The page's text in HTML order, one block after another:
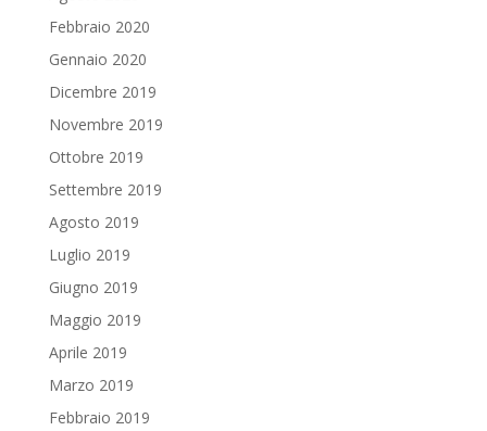
Febbraio 2020
Gennaio 2020
Dicembre 2019
Novembre 2019
Ottobre 2019
Settembre 2019
Agosto 2019
Luglio 2019
Giugno 2019
Maggio 2019
Aprile 2019
Marzo 2019
Febbraio 2019